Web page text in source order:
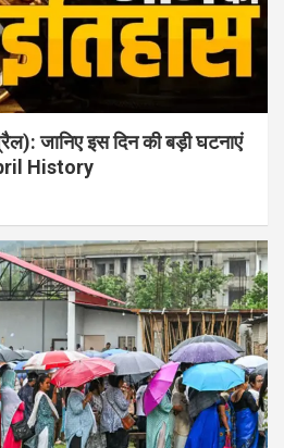
जानिए इस दिन की बड़ी घटनाएं
History